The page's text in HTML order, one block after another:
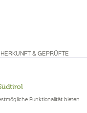
& GEPRÜFTE
Aktiv
Funktionalität bieten